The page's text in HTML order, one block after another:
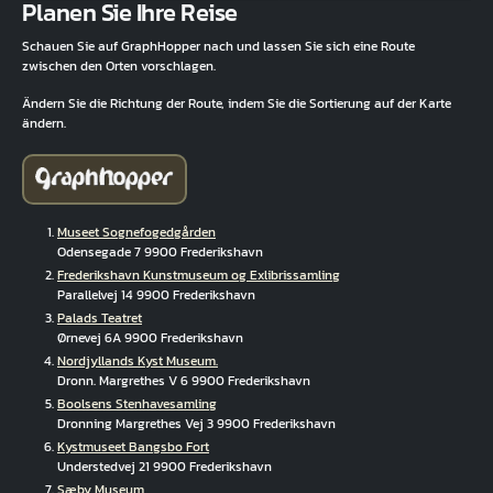
Planen Sie Ihre Reise
Schauen Sie auf GraphHopper nach und lassen Sie sich eine Route
zwischen den Orten vorschlagen.
Ändern Sie die Richtung der Route, indem Sie die Sortierung auf der Karte
ändern.
Museet Sognefogedgården
Odensegade 7 9900 Frederikshavn
Frederikshavn Kunstmuseum og Exlibrissamling
Parallelvej 14 9900 Frederikshavn
Palads Teatret
Ørnevej 6A 9900 Frederikshavn
Nordjyllands Kyst Museum.
Dronn. Margrethes V 6 9900 Frederikshavn
Boolsens Stenhavesamling
Dronning Margrethes Vej 3 9900 Frederikshavn
Kystmuseet Bangsbo Fort
Understedvej 21 9900 Frederikshavn